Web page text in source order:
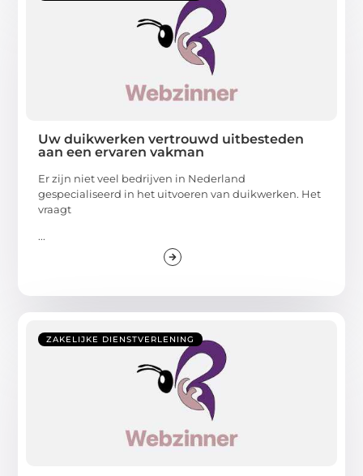
Uw duikwerken vertrouwd uitbesteden
aan een ervaren vakman
Er zijn niet veel bedrijven in Nederland
gespecialiseerd in het uitvoeren van duikwerken. Het
vraagt
...
ZAKELIJKE DIENSTVERLENING